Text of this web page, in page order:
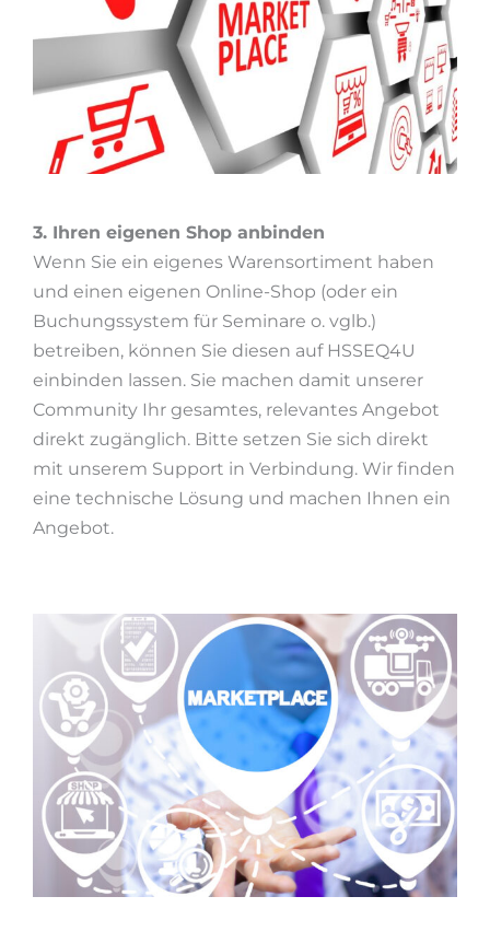
3. Ihren eigenen Shop anbinden
Wenn Sie ein eigenes Warensortiment haben
und einen eigenen Online-Shop (oder ein
Buchungssystem für Seminare o. vglb.)
betreiben, können Sie diesen auf HSSEQ4U
einbinden lassen. Sie machen damit unserer
Community Ihr gesamtes, relevantes Angebot
direkt zugänglich. Bitte setzen Sie sich direkt
mit unserem Support in Verbindung. Wir finden
eine technische Lösung und machen Ihnen ein
Angebot.